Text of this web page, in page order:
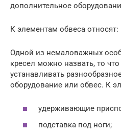
дополнительное
К элементам обвеса относят:
Одной из немаловажных
кресел можно назвать, то
устанавливать
оборудование или обвес. К
удерживающие
подставка под ноги;